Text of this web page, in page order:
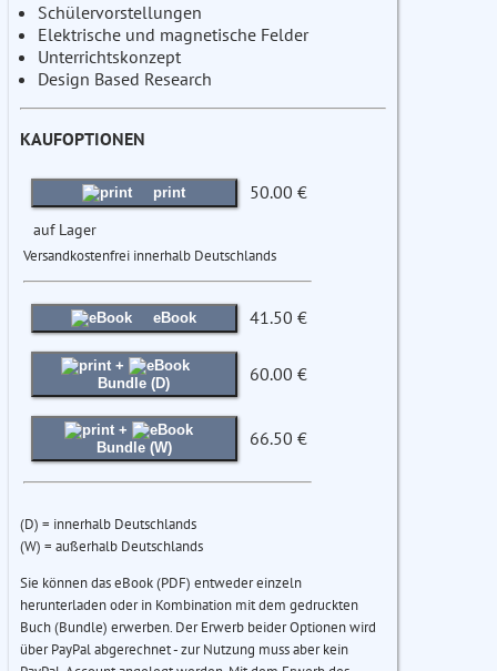
Schülervorstellungen
Elektrische und magnetische Felder
Unterrichtskonzept
Design Based Research
KAUFOPTIONEN
print 50.00 €
auf Lager
Versandkostenfrei innerhalb Deutschlands
eBook 41.50 €
+
Bundle (D)
60.00 €
+
Bundle (W)
66.50 €
(D) = innerhalb Deutschlands
(W) = außerhalb Deutschlands
Sie können das eBook (PDF) entweder einzeln
herunterladen oder in Kombination mit dem gedruckten
Buch (Bundle) erwerben. Der Erwerb beider Optionen wird
über PayPal abgerechnet - zur Nutzung muss aber kein